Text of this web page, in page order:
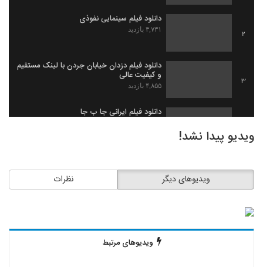
2
دانلود فیلم سینمایی نفوذی
۳,۷۳۱ بازدید
3
دانلود فیلم دزدان خیابان جردن با لینک مستقیم
و کیفیت عالی
۴,۸۵۵ بازدید
دانلود فیلم ایرانی جا ب جا
جرموز
دانلود فیلم بیچاره ها
ویدیو پیدا نشد!
نظرات ویدیوهای دیگر
ویدیوهای مرتبط